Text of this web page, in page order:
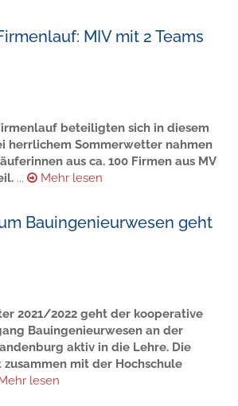
MIV mit 2 Teams
beteiligten sich in diesem
herrlichem Sommerwetter nahmen
aus ca. 100 Firmen aus MV
... Mehr lesen
Bauingenieurwesen geht
2021/2022 geht der kooperative
Bauingenieurwesen an der
aktiv in die Lehre. Die
mit der Hochschule
lesen